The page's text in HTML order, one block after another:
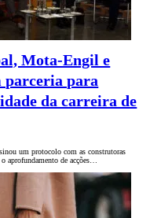
Mota-Engil e
parceria para
da carreira de
um protocolo com as construtoras
aprofundamento de acções…